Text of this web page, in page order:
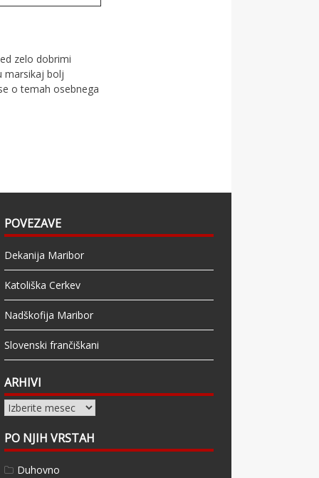
zelo dobrimi
marsikaj bolj
o temah osebnega
POVEZAVE
Dekanija Maribor
Katoliška Cerkev
Nadškofija Maribor
Slovenski frančiškani
ARHIVI
Arhivi
PO NJIH VRSTAH
Duhovno